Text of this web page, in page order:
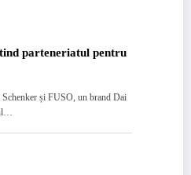
parteneriatul pentru
și FUSO, un brand Dai